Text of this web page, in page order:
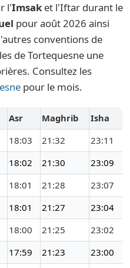
l'Imsak et l'Iftar durant le
pour août 2026 ainsi
conventions de
de Tortequesne une
Consultez les
pour le mois.
Asr Maghrib
Isha
18:03 21:32
23:11
18:02 21:30
23:09
18:01 21:28
23:07
18:01 21:27
23:04
18:00 21:25
23:02
17:59 21:23
23:00